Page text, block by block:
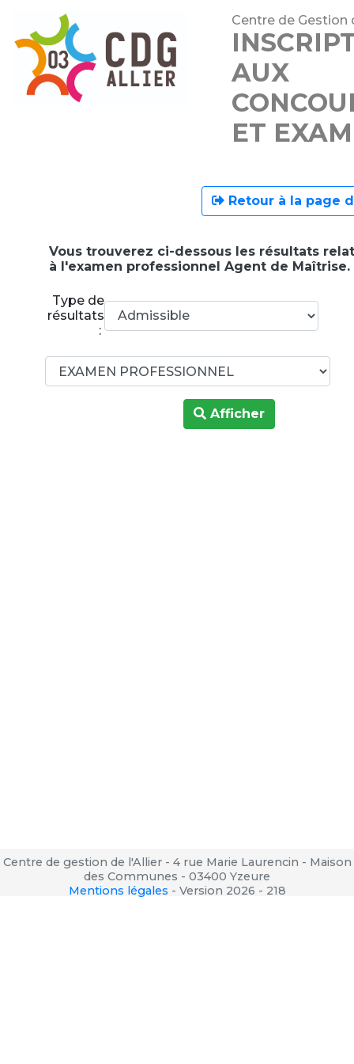
Centre de Gestion
AUX
ET
Retour à la page
Vous trouverez ci-dessous les résultats
à l'examen professionnel Agent de Maîtrise.
Type de
résultats
:
Afficher
Centre de gestion de l'Allier - 4 rue Marie Laurencin - Maison
des Communes - 03400 Yzeure
Mentions légales - Version 2026 - 218